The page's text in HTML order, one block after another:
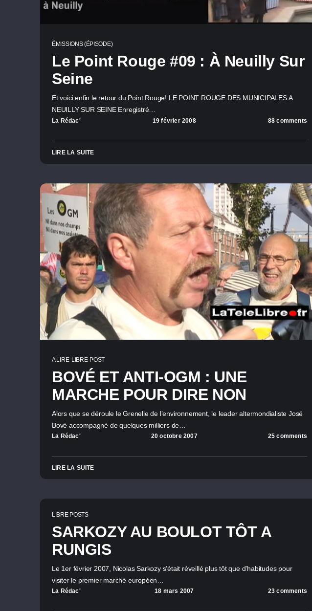
ÉMISSIONS (ÉPISODE)
Le Point Rouge #09 : À Neuilly Sur
Seine
Et voici enfin le retour du Point Rouge! LE POINT ROUGE DES MUNICIPALES A
NEUILLY SUR SEINE Enregistré…
La Rédac' 19 février 2008 88 comments
LIRE LA SUITE
A LIRE LIBRE-POST
BOVÉ ET ANTI-OGM : UNE
MARCHE POUR DIRE NON
Alors que se déroule le Grenelle de l’environnement, le leader altermondialiste José
Bové accompagné de quelques milliers de…
La Rédac' 20 octobre 2007 25 comments
LIRE LA SUITE
LIBRE POSTS
SARKOZY AU BOULOT TÔT A
RUNGIS
Le 1er février 2007, Nicolas Sarkozy s’était réveillé plus tôt que d’habitudes pour
visiter le premier marché européen…
La Rédac' 18 mars 2007 23 comments